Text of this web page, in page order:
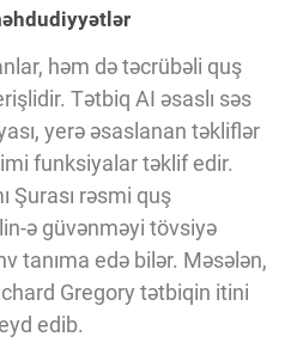
həm də təcrübəli quş
Tətbiq AI əsaslı səs
yerə əsaslanan təkliflər
funksiyalar təklif edir.
Şurası rəsmi quş
ə güvənməyi tövsiyə
tanıma edə bilər. Məsələn,
Gregory tətbiqin itini
edib.